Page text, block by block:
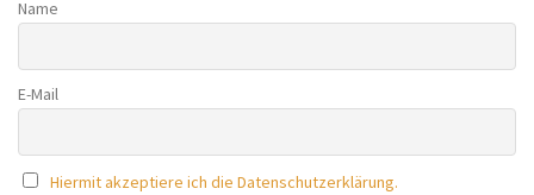
Name
E-Mail
Hiermit akzeptiere ich die Datenschutzerklärung.